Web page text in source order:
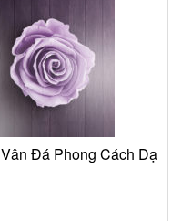
Đá Phong Cách Dạ